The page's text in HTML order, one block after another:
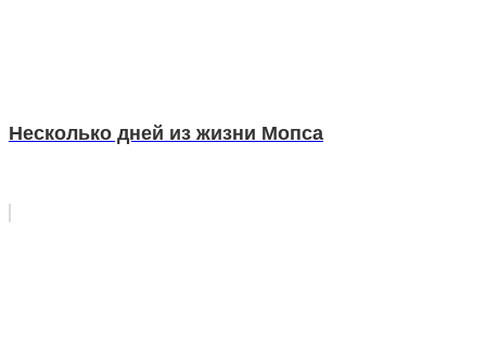
Несколько дней из жизни Мопса